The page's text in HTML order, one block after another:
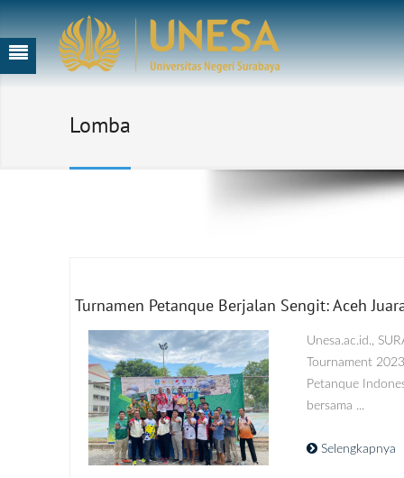
Lomba
Turnamen Petanque Berjalan Sengit: Aceh
Unesa.ac.id.,
Tournament
Petanque
bersama ...
Selengkapnya